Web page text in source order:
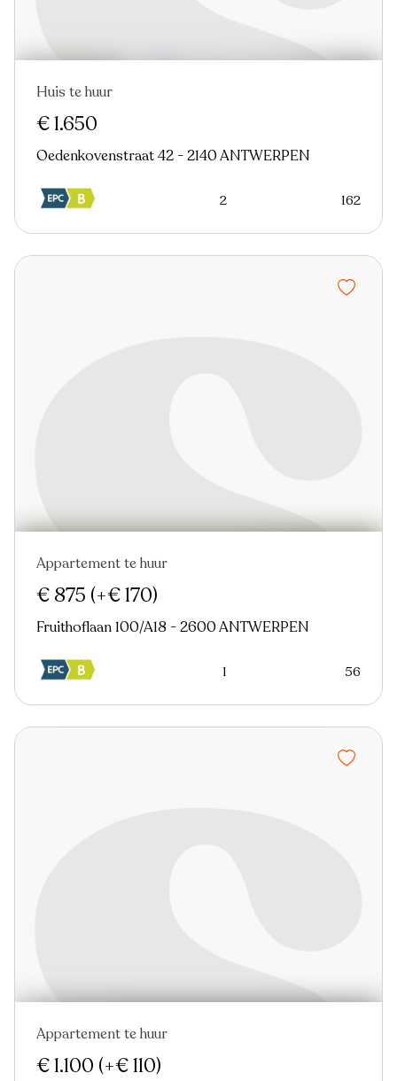
Nieuw
Huis te huur
€ 1.650
Oedenkovenstraat 42 - 2140 ANTWERPEN
2 162
Nieuw
Appartement te huur
€ 875 (+€ 170)
Fruithoflaan 100/A18 - 2600 ANTWERPEN
1 56
Nieuw
Appartement te huur
€ 1.100 (+€ 110)